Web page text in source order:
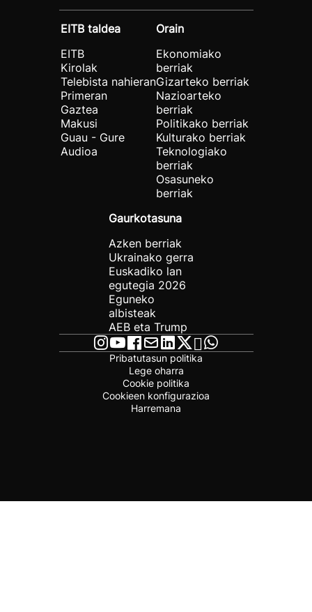
EITB taldea
EITB
Kirolak
Telebista nahieran
Primeran
Gaztea
Makusi
Guau - Gure
Audioa
Orain
Ekonomiako
berriak
Gizarteko berriak
Nazioarteko
berriak
Politikako berriak
Kulturako berriak
Teknologiako
berriak
Osasuneko
berriak
Gaurkotasuna
Azken berriak
Ukrainako gerra
Euskadiko lan
egutegia 2026
Eguneko
albisteak
AEB eta Trump
Pribatutasun politika
Lege oharra
Cookie politika
Cookieen konfigurazioa
Harremana